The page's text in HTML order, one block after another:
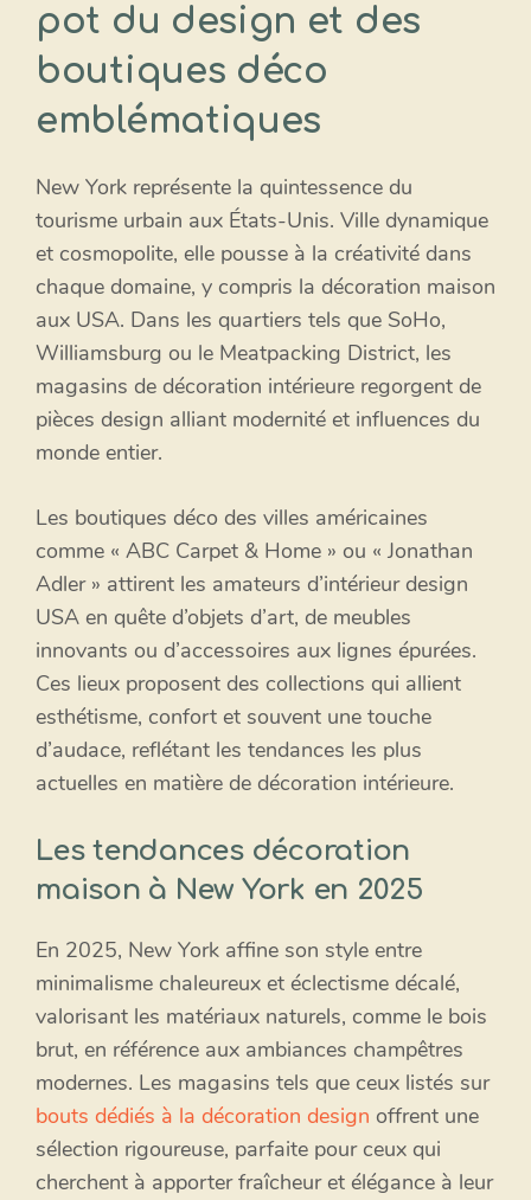
pot du design et des
boutiques déco
emblématiques
New York représente la quintessence du
tourisme urbain aux États-Unis. Ville dynamique
et cosmopolite, elle pousse à la créativité dans
chaque domaine, y compris la décoration maison
aux USA. Dans les quartiers tels que SoHo,
Williamsburg ou le Meatpacking District, les
magasins de décoration intérieure regorgent de
pièces design alliant modernité et influences du
monde entier.
Les boutiques déco des villes américaines
comme « ABC Carpet & Home » ou « Jonathan
Adler » attirent les amateurs d’intérieur design
USA en quête d’objets d’art, de meubles
innovants ou d’accessoires aux lignes épurées.
Ces lieux proposent des collections qui allient
esthétisme, confort et souvent une touche
d’audace, reflétant les tendances les plus
actuelles en matière de décoration intérieure.
Les tendances décoration
maison à New York en 2025
En 2025, New York affine son style entre
minimalisme chaleureux et éclectisme décalé,
valorisant les matériaux naturels, comme le bois
brut, en référence aux ambiances champêtres
modernes. Les magasins tels que ceux listés sur
bouts dédiés à la décoration design offrent une
sélection rigoureuse, parfaite pour ceux qui
cherchent à apporter fraîcheur et élégance à leur